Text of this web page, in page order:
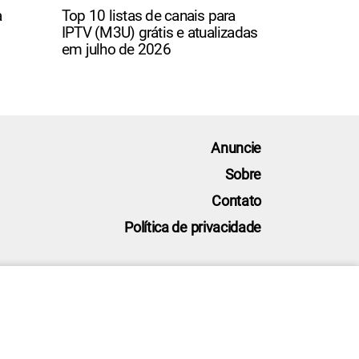
Top 10 listas de canais para
IPTV (M3U) grátis e atualizadas
em julho de 2026
Anuncie
Sobre
Contato
Política de privacidade